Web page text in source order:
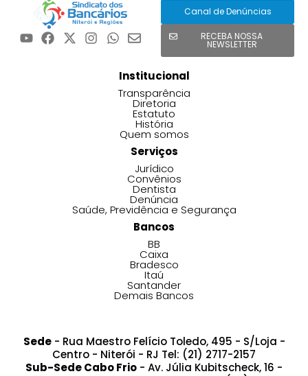
Canal de Denúncias
RECEBA NOSSA
NEWSLETTER
Institucional
Transparência
Diretoria
Estatuto
História
Quem somos
Serviços
Jurídico
Convênios
Dentista
Denúncia
Saúde, Previdência e Segurança
Bancos
BB
Caixa
Bradesco
Itaú
Santander
Demais Bancos
Sede- Rua Maestro Felício Toledo, 495 - S/Loja -
Centro - Niterói - RJ Tel: (21) 2717-2157
Sub-Sede Cabo Frio - Av. Júlia Kubitscheck, 16 -